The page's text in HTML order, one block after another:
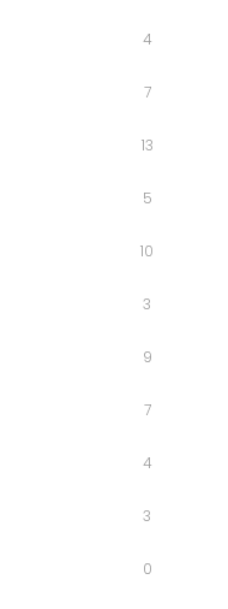
4
7
13
5
10
3
9
7
4
3
0